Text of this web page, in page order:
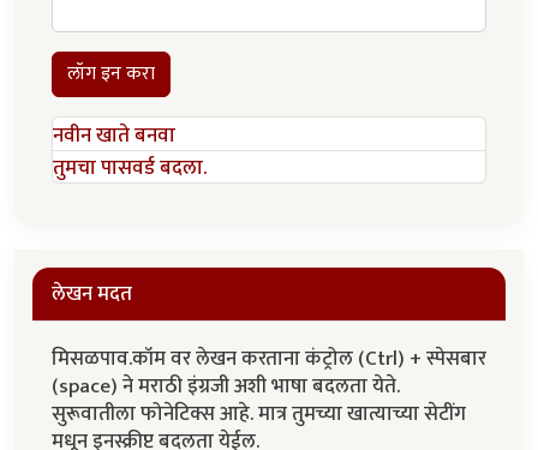
लॉग इन करा
नवीन खाते बनवा
तुमचा पासवर्ड बदला.
लेखन मदत
मिसळपाव.कॉम वर लेखन करताना कंट्रोल (Ctrl) + स्पेसबार
(space) ने मराठी इंग्रजी अशी भाषा बदलता येते.
सुरूवातीला फोनेटिक्स आहे. मात्र तुमच्या खात्याच्या सेटींग
मधून इनस्क्रीप्ट बदलता येईल.